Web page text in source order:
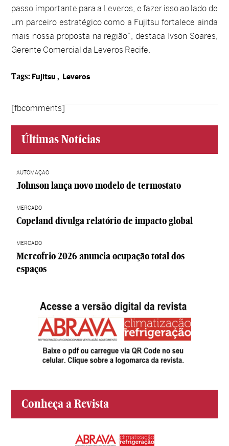
passo importante para a Leveros, e fazer isso ao lado de
um parceiro estratégico como a Fujitsu fortalece ainda
mais nossa proposta na região”, destaca Ivson Soares,
Gerente Comercial da Leveros Recife.
Tags: Fujitsu , Leveros
[fbcomments]
Últimas Notícias
AUTOMAÇÃO
Johnson lança novo modelo de termostato
MERCADO
Copeland divulga relatório de impacto global
MERCADO
Mercofrio 2026 anuncia ocupação total dos
espaços
Conheça a Revista